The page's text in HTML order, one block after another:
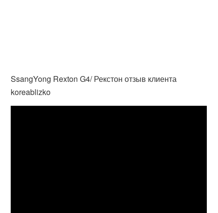
SsangYong Rexton G4/ Рекстон отзыв клиента
koreablizko